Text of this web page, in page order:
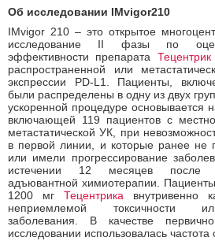
Об исследовании IMvigor210
IMvigor 210 – это открытое
исследование II фазы по
эффективности препарата Тецентрик
распространенной или
экспрессии PD-L1. Пациенты,
были распределены в одну из двух
ускоренной процедуре основывается
включающей 119 пациентов с
метастатической УК, при
в первой линии, и которые ранее не
или имели прогрессирование
истечении 12 месяцев после
адъювантной химиотерапии.
1200 мгТецентрика внутривенно
неприемлемой токсичности
заболевания. В качестве
исследовании использовалась